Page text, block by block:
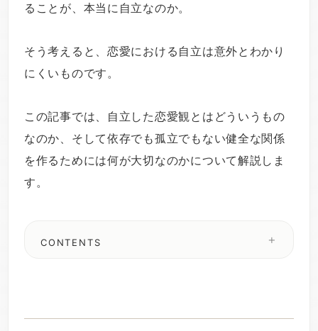
ることが、本当に自立なのか。
そう考えると、恋愛における自立は意外とわかり
にくいものです。
この記事では、自立した恋愛観とはどういうもの
なのか、そして依存でも孤立でもない健全な関係
を作るためには何が大切なのかについて解説しま
す。
CONTENTS